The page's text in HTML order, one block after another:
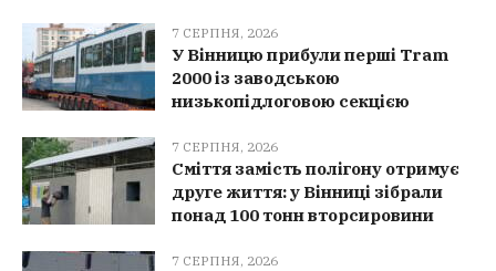
7 СЕРПНЯ, 2026
У Вінницю прибули перші Tram
2000 із заводською
низькопідлоговою секцією
7 СЕРПНЯ, 2026
Сміття замість полігону отримує
друге життя: у Вінниці зібрали
понад 100 тонн вторсировини
7 СЕРПНЯ, 2026